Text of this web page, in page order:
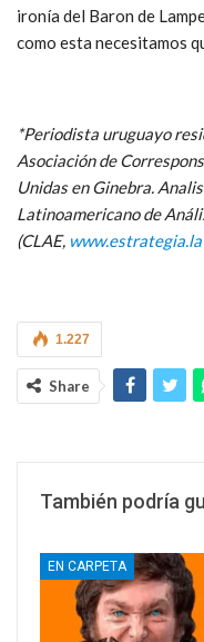
ironía del Baron de
como esta necesitamos
*Periodista uruguayo
Asociación de
Unidas en Ginebra.
Latinoamericano de
(CLAE, www.estrategia.la
1.227
Share
También podría
EN CARPETA